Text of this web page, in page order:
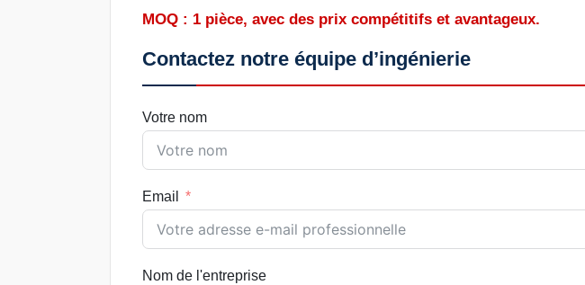
MOQ : 1 pièce, avec des prix compétitifs et avantageux.
Contactez notre équipe d’ingénierie
Votre nom
Email
Nom de l'entreprise